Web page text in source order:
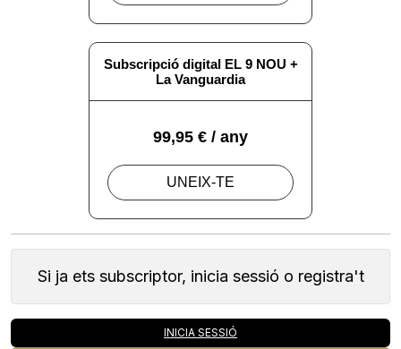
Si ja ets subscriptor, inicia sessió o registra't
INICIA SESSIÓ